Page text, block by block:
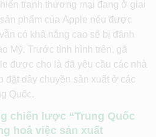
tranh thương mại đang ở giai
phẩm của Apple nếu được
có khả năng cao sẽ bị đánh
Mỹ. Trước tình hình trên, gã
được cho là đã yêu cầu các nhà
đặt dây chuyền sản xuất ở các
Quốc.
chiến lược “Trung Quốc
hoá việc sản xuất